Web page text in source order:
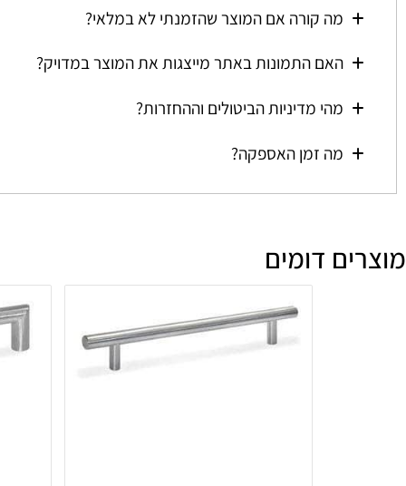
מה קורה אם המוצר שהזמנתי לא במלאי?
האם התמונות באתר מייצגות את המוצר במדויק?
מהי מדיניות הביטולים וההחזרות?